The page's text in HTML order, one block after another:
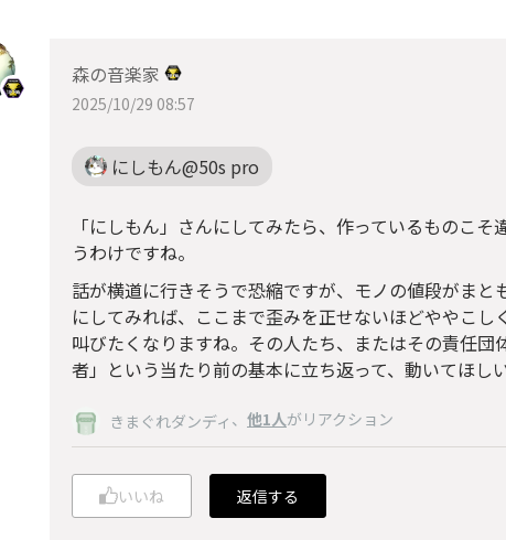
森の音楽家
2025/10/29 08:57
にしもん@50s pro
「にしもん」さんにしてみたら、作っているものこ
うわけですね。
話が横道に行きそうで恐縮ですが、モノの値段がまと
にしてみれば、ここまで歪みを正せないほどややこし
叫びたくなりますね。その人たち、またはその責任団
者」という当たり前の基本に立ち返って、動いてほし
きまぐれダンディ 、 他1人がリアクション
いいね 返信する